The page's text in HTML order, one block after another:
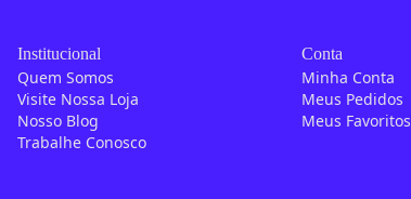
Institucional
Quem Somos
Visite Nossa Loja
Nosso Blog
Trabalhe Conosco
Conta
Minha Conta
Meus Pedidos
Meus Favoritos